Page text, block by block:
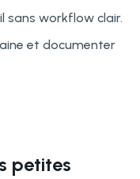
sans workflow clair.
et documenter
petites